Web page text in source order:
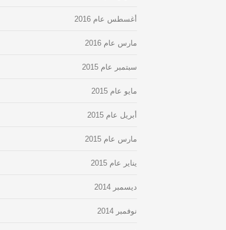
أغسطس عام 2016
مارس عام 2016
سبتمبر عام 2015
مايو عام 2015
أبريل عام 2015
مارس عام 2015
يناير عام 2015
ديسمبر 2014
نوفمبر 2014